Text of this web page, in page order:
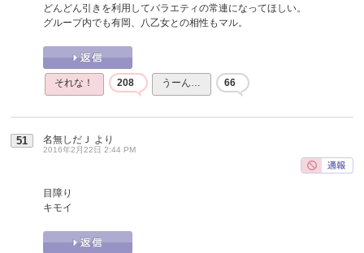
どんどん引きを利用してバラエティの常連になってほしい。
グループ内でも有岡、八乙女との相性もマル。
それな！ 208 うーん… 66
51 名無しだＪ より
2016年2月22日 2:44 PM
目障り
キモイ